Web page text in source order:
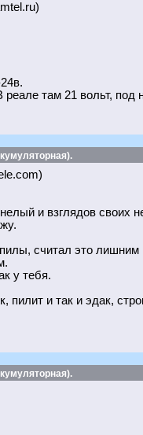
там 21 вольт, под
и взглядов своих
считал это
у тебя.
пилит и так и эдак,